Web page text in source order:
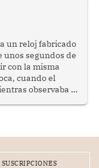
del
las políticas
en pobreza.
un reloj fabricado
unos segundos de
con la misma
cuando el
observaba el
SUSCRIPCIONES